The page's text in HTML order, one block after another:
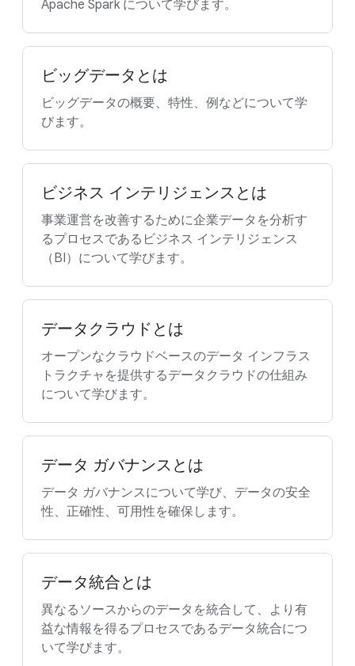
Apache Spark について学びます。
ビッグデータとは
ビッグデータの概要、特性、例などについて学
びます。
ビジネス インテリジェンスとは
事業運営を改善するために企業データを分析す
るプロセスであるビジネス インテリジェンス
（BI）について学びます。
データクラウドとは
オープンなクラウドベースのデータ インフラス
トラクチャを提供するデータクラウドの仕組み
について学びます。
データ ガバナンスとは
データ ガバナンスについて学び、データの安全
性、正確性、可用性を確保します。
データ統合とは
異なるソースからのデータを統合して、より有
益な情報を得るプロセスであるデータ統合につ
いて学びます。